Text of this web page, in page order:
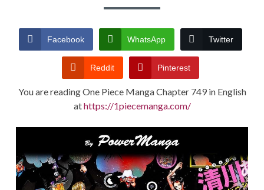
TERMS AND
CONDITIONSFacebook WhatsApp Twitter
Reddit Pinterest
You are reading One Piece Manga Chapter 749 in English
athttps://1piecemanga.com/